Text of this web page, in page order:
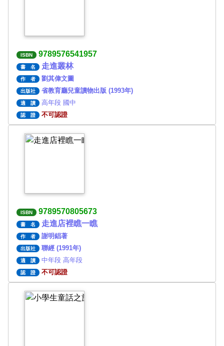
ISBN 9789576541957
書 名 走進叢林
作 者 劉其偉文圖
出版社 省教育廳兒童讀物出版 (1993年)
適 讀 高年段 國中
認 證 不可認證
ISBN 9789570805673
書 名 走進店裡瞧一瞧
作 者 謝明錩著
出版社 聯經 (1991年)
適 讀 中年段 高年段
認 證 不可認證